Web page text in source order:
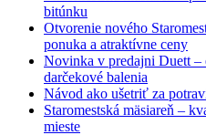
bitúnku
Otvorenie nového
ponuka a atraktívne ceny
Novinka v predajni Duett –
darčekové balenia
Návod ako ušetriť za
Staromestská mäsiareň –
mieste